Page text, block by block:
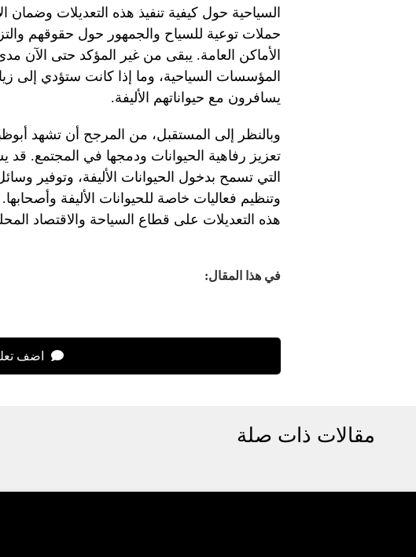
السياحية حول كيفية تنفيذ هذه التعديلات وضمان
حملات توعية للسياح والجمهور حول حقوقهم
الأماكن العامة. يبقى من غير المؤكد حتى الآن
المؤسسات السياحية، وما إذا كانت ستؤدي إلى
يسافرون مع حيواناتهم الأليفة.
وبالنظر إلى المستقبل، من المرجح أن تشهد
تعزيز رفاهية الحيوانات ودمجها في المجتمع. قد
التي تسمح بدخول الحيوانات الأليفة، وتوفير
وتنظيم فعاليات خاصة للحيوانات الأليفة
هذه التعديلات على قطاع السياحة والاقتصاد
في هذا المقال:
اضف
مقالات ذات صلة